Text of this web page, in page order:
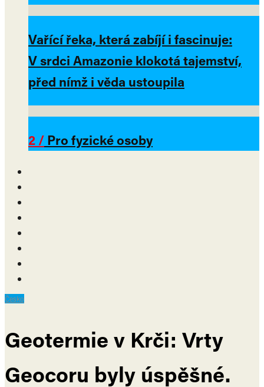
Vařící řeka, která zabíjí i fascinuje:
V srdci Amazonie klokotá tajemství,
před nímž i věda ustoupila
2 / Pro fyzické osoby
Česko
Geotermie v Krči: Vrty
Geocoru byly úspěšné.